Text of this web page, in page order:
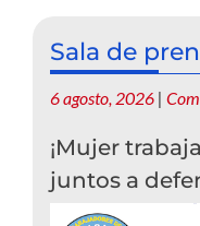
Sala de
6 agosto, 2026 |
¡Mujer
juntos a